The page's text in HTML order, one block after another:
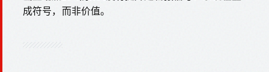
成符号，而非价值。